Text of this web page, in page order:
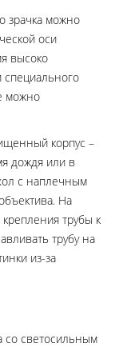
зрачка можно
оси
высоко
можно
корпус –
дождя или в
с наплечным
На
трубы к
трубу на
из-за
со светосильным